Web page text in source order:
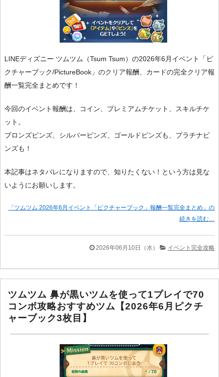
LINEディズニー ツムツム（Tsum Tsum）の2026年6月イベント「ピ
クチャーブック/PictureBook」のクリア報酬、カードの完全クリア報
酬一覧完全まとめです！
今回のイベント報酬は、コイン、プレミアムチケット、スキルチケ
ット。
ブロンズピンズ、シルバーピンズ、ゴールドピンズも、プラチナピ
ンズも！
本記事はネタバレになりますので、知りたくない！という方は見な
いようにお願いします。
「ツムツム 2026年6月イベント「ピクチャーブック」報酬一覧完全まとめ」の
続きを読む…
2026年06月10日（水） イベント完全攻略
ツムツム 鼻が黒いツムを使って1プレイで70
コンボ攻略おすすめツム【2026年6月ピクチ
ャーブック3枚目】